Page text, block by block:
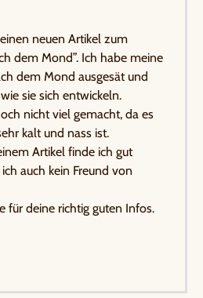
neuen Artikel zum
dem Mond”. Ich habe meine
dem Mond ausgesät und
sie sich entwickeln.
nicht viel gemacht, da es
kalt und nass ist.
Artikel finde ich gut
auch kein Freund von
für deine richtig guten Infos.